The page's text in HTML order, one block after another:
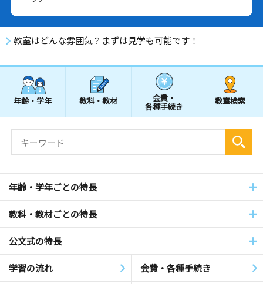
教室はどんな雰囲気？まずは見学も可能です！
年齢・学年 教科・教材 会費・
各種手続き
教室検索
年齢・学年ごとの特長
教科・教材ごとの特長
公文式の特長
学習の流れ 会費・各種手続き